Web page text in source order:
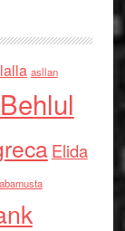
asllan
Behlul
Elida